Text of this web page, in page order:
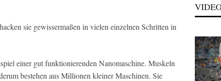
sie gewissermaßen in vielen einzelnen Schritten in
einer gut funktionierenden Nanomaschine. Muskeln
bestehen aus Millionen kleiner Maschinen. Sie